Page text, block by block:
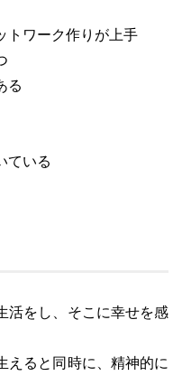
トワーク作りが上手
る
ている
活をし、そこに幸せを感
えると同時に、精神的に